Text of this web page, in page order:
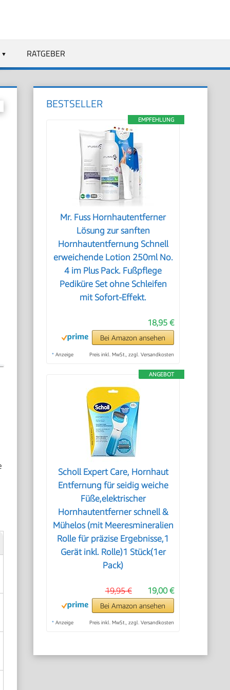
RATGEBER
BESTSELLER
EMPFEHLUNG
Mr. Fuss Hornhautentferner
Lösung zur sanften
Hornhautentfernung Schnell
erweichende Lotion 250ml No.
4 im Plus Pack. Fußpflege
Pediküre Set ohne Schleifen
mit Sofort-Effekt.
18,95 €
Bei Amazon ansehen
* Anzeige Preis inkl. MwSt., zzgl. Versandkosten
ANGEBOT
Scholl Expert Care, Hornhaut
Entfernung für seidig weiche
Füße,elektrischer
Hornhautentferner schnell &
Mühelos (mit Meeresmineralien
Rolle für präzise Ergebnisse,1
Gerät inkl. Rolle)1 Stück(1er
Pack)
19,00 €
19,95 €
Bei Amazon ansehen
* Anzeige Preis inkl. MwSt., zzgl. Versandkosten